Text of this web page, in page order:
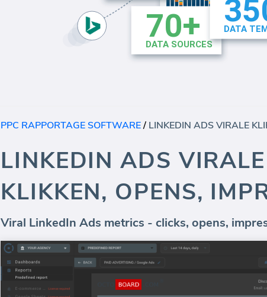
PPC RAPPORTAGE SOFTWARE/
LINKEDIN ADS VIRALE
KLIKKEN, OPENS,
Viral LinkedIn Ads metrics - clicks, opens,